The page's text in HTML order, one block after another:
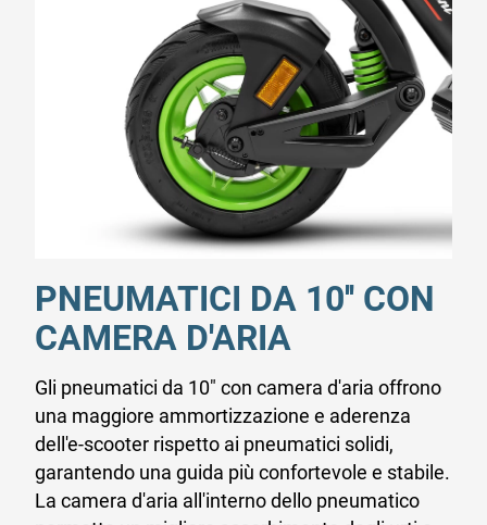
PNEUMATICI DA 10'' CON
CAMERA D'ARIA
Gli pneumatici da 10" con camera d'aria offrono
una maggiore ammortizzazione e aderenza
dell'e-scooter rispetto ai pneumatici solidi,
garantendo una guida più confortevole e stabile.
La camera d'aria all'interno dello pneumatico